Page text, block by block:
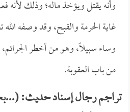
وأنه يقتل ويؤخذ ماله؛ وذلك لأنه
غاية الحرمة والقبح، وقد وصفه الله
وساء سبيلاً، وهو من أخطر
من باب العقوبة.
تراجم رجال إسناد حديث: